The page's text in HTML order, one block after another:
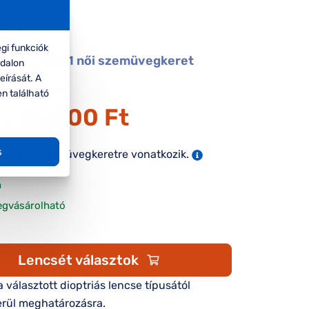
001 női szemüvegkeret
33.000 Ft
16.500 Ft
ár a szemüvegkeretre vonatkozik.
Lencsét választok
választott dioptriás lencse típusától
meghatározásra.
funkciók
A
található